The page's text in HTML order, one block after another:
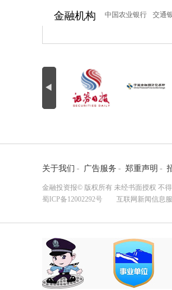
金融机构 中国农业银行 交通
关于我们 - 广告服务 - 郑重声明 -
金融投资报© 版权所有 未经书面授权 不
蜀ICP备12002292号 互联网新闻信息服